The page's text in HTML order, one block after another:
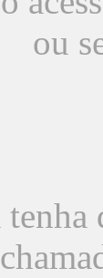
ou
tenha